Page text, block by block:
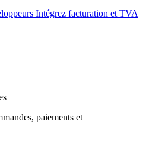
Intégrez facturation et TVA
paiements et